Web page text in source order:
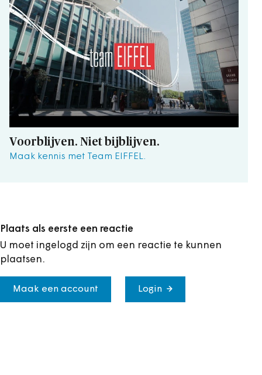
Voorblijven. Niet bijblijven.
Maak kennis met Team EIFFEL.
Plaats als eerste een reactie
U moet ingelogd zijn om een reactie te kunnen
plaatsen.
Maak een account Login